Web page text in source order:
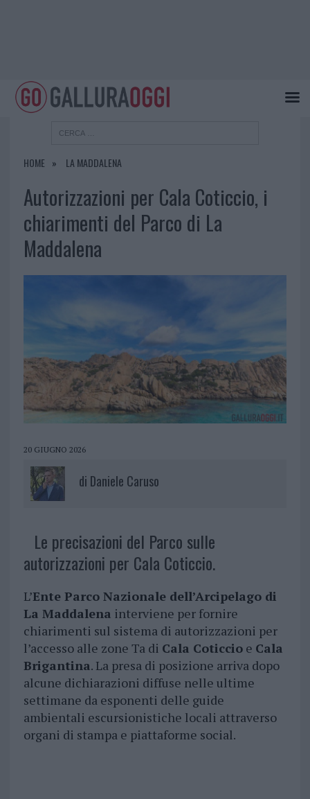
HOME LA MADDALENA
Autorizzazioni per Cala Coticcio, i
chiarimenti del Parco di La
Maddalena
20 GIUGNO 2026
di Daniele Caruso
Le precisazioni del Parco sulle
autorizzazioni per Cala Coticcio.
L’Ente Parco Nazionale dell’Arcipelago di
La Maddalena interviene per fornire
chiarimenti sul sistema di autorizzazioni per
l’accesso alle zone Ta di Cala Coticcioe Cala
Brigantina. La presa di posizione arriva dopo
alcune dichiarazioni diffuse nelle ultime
settimane da esponenti delle guide
ambientali escursionistiche locali attraverso
organi di stampa e piattaforme social.